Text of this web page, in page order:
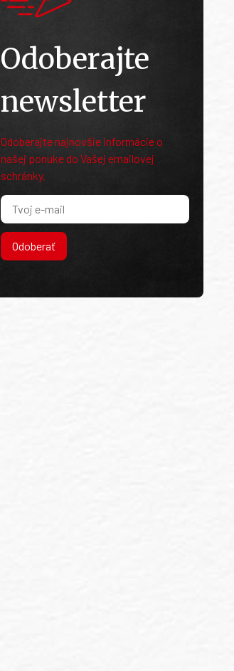
Odoberajte
newsletter
Odoberajte najnovšie informácie o
našej ponuke do Vašej emailovej
schránky.
Odoberať